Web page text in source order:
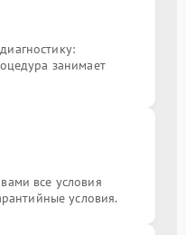
занимает
все условия
условия.